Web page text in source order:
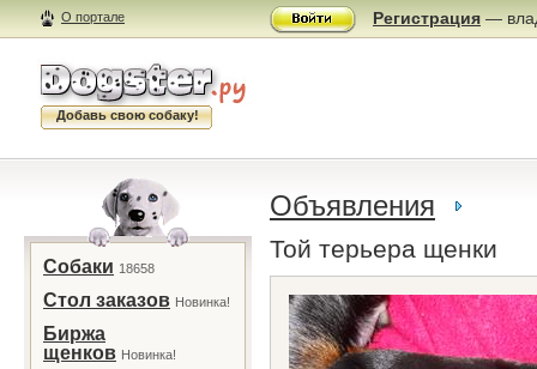
О портале Регистрация —
Добавь свою собаку!
Собаки 18658
Стол заказов Новинка!
Биржа
щенков Новинка!
Объявления
Той терьера щенки